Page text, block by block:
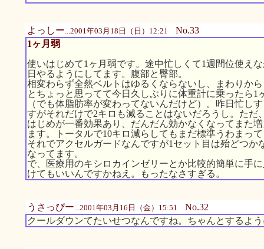
よっしー...2001年03月18日（日）12:21 No.33
1ヶ月弱
使いはじめて1ヶ月弱です。途中忙しくて1週間位使え
日やるようにしてます。腹部と臀部。
相変わらず全然ベルトはゆるくならないし、まわりか
とちょっと思ってて今日久しぶりに体重計に乗ったら
（でも体脂肪率が変わってないんだけど）。昨日忙し
すがそれだけで2キロも減ることはないだろうし。た
はじめが一番効果あり、だんだん効かなくなってまた
ます。トータルで10キロ減らしてもまだ標準うわまっ
それでアクセルガードなんですが1セット目は殆どつ
なってます。
で、医療用のキシロカインゼリーとか比較的簡単に手
けてもいいんですかねえ。もったなさすぎる。
うさっぴー...2001年03月16日（金）15:51 No.32
クールダウンてたいせつなんですね。ちゃんとするよ